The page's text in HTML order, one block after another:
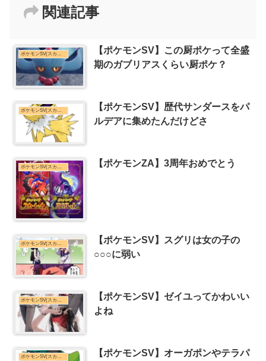
関連記事
ポケモンSV(スカーレット・バイオレット)まとめ
【ポケモンSV】この厨ポケって全盛
期のガブリアスくらい厨ポケ？
ポケモンSV(スカーレット・バイオレット)まとめ
【ポケモンSV】歴代サンダースをパ
ルデアに集めたんだけどさ
ポケモンSV(スカーレット・バイオレット)まとめ 【ポケモンZA】3周年おめでとう
【ポケモンSV】スグリは女の子の
○○○に弱い
ポケモンSV(スカーレット・バイオレット)まとめ
【ポケモンSV】ゼイユってかわいい
よね
ポケモンSV(スカーレット・バイオレット)まとめ
【ポケモンSV】オーガポンやテラパ